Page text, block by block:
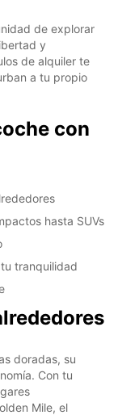
de explorar
y
de alquiler te
a tu propio
con
hasta SUVs
tranquilidad
doradas, su
Con tu
Mile, el